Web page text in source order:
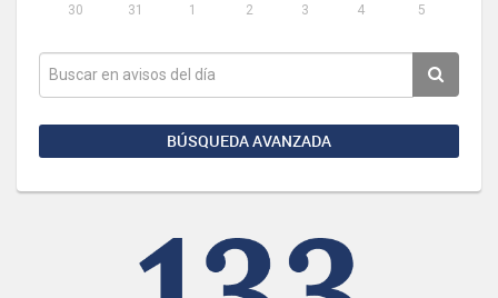
30
31 1 2 3 4 5
BÚSQUEDA AVANZADA